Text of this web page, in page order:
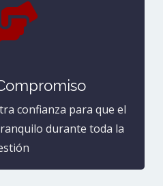
confianza para que el
durante toda la